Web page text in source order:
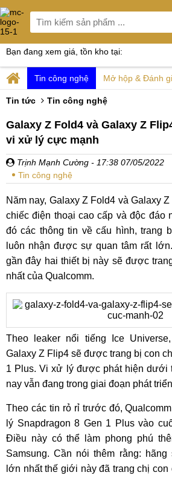
Bạn đang xem giá, tồn kho tại:
Tin công nghệ Mở hộp & Đánh
Tin tức Tin công nghệ
Galaxy Z Fold4 và Galaxy Z
vi xử lý cực mạnh
Trịnh Mạnh Cường - 17:38 07/05/2022
Tin công nghệ
Năm nay, Galaxy Z Fold4 và Galaxy
chiếc điện thoại cao cấp và độc đáo
đó các thông tin về cấu hình, trang
luôn nhận được sự quan tâm rất
gần đây hai thiết bị này sẽ được
nhất của Qualcomm.
Theo leaker nổi tiếng Ice
Galaxy Z Flip4 sẽ được trang bị con
1 Plus. Vi xử lý được phát hiện dưới
nay vẫn đang trong giai đoạn phát
Theo các tin rỏ rỉ trước đó,
lý Snapdragon 8 Gen 1 Plus vào
Điều này có thể làm phong phú
Samsung. Cần nói thêm rằng: hãng
lớn nhất thế giới này đã trang chị